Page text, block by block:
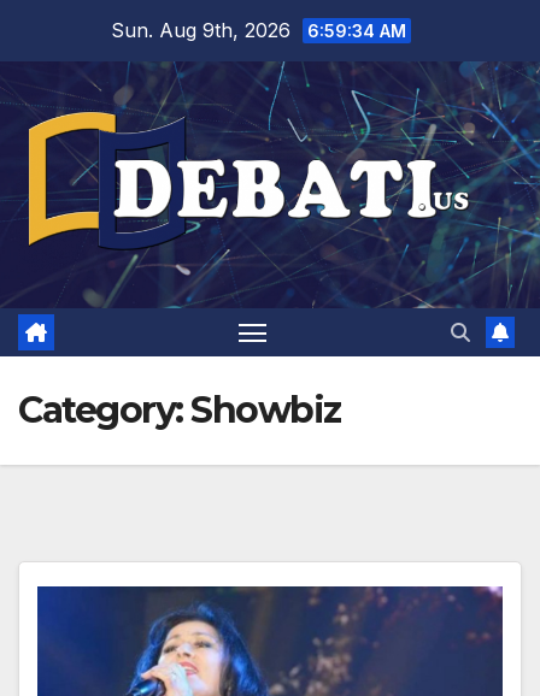
content
Sun. Aug 9th, 2026 6:59:36 AM
Category:Showbiz